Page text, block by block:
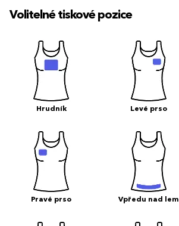
Volitelné tiskové pozice
Hrudník Levé prso
Pravé prso Vpředu nad lem